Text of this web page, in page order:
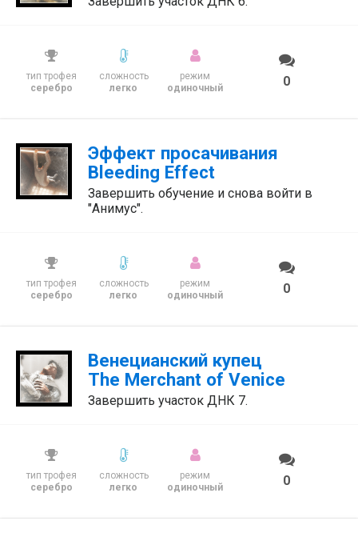
тип трофея
серебро
сложность
легко
режим
одиночный
0
Эффект просачивания
Bleeding Effect
Завершить обучение и снова войти в
"Анимус".
тип трофея
серебро
сложность
легко
режим
одиночный
0
Венецианский купец
The Merchant of Venice
Завершить участок ДНК 7.
тип трофея
серебро
сложность
легко
режим
одиночный
0